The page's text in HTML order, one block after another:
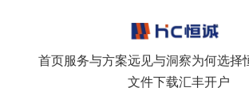
首页服务与方案远见与洞察为何选择
文件下载汇丰开户